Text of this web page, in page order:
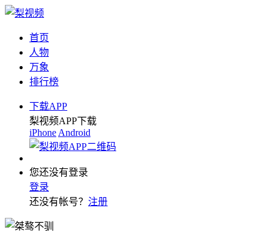
首页
人物
万象
排行榜
下载APP
梨视频APP下载
iPhone Android
您还没有登录
登录
还没有帐号？ 注册